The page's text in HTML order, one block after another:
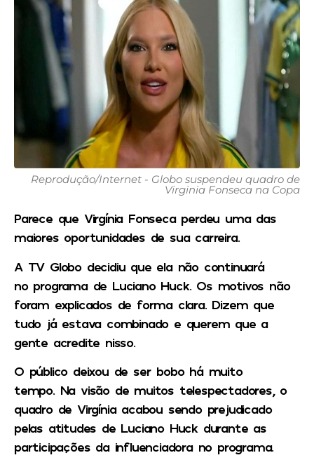
Reprodução/Internet - Globo suspendeu quadro de
Virginia Fonseca na Copa
Parece que Virgínia Fonseca perdeu uma das
maiores oportunidades de sua carreira.
A TV Globo decidiu que ela não continuará
no programa de Luciano Huck. Os motivos não
foram explicados de forma clara. Dizem que
tudo já estava combinado e querem que a
gente acredite nisso.
O público deixou de ser bobo há muito
tempo. Na visão de muitos telespectadores, o
quadro de Virgínia acabou sendo prejudicado
pelas atitudes de Luciano Huck durante as
participações da influenciadora no programa.